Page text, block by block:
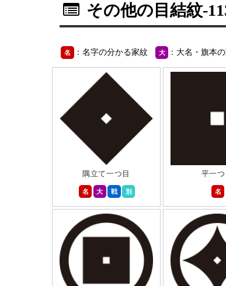
その他の目結紋-
名 ：名字の分かる家紋 大 ：大名・旗本
隅立て一つ目
名
大 戦 別
平一つ
名